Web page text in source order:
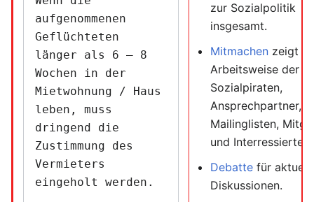
aufgenommenen
Geflüchteten
länger als 6 – 8
Wochen in der
Mietwohnung / Haus
leben, muss
dringend die
Zustimmung des
Vermieters
zur Sozialpolitik
insgesamt.
Mitmachen zeigt
Arbeitsweise der
Sozialpiraten,
Ansprechpartner,
Mailinglisten,
und Interressierte
Debatte für
Diskussionen.